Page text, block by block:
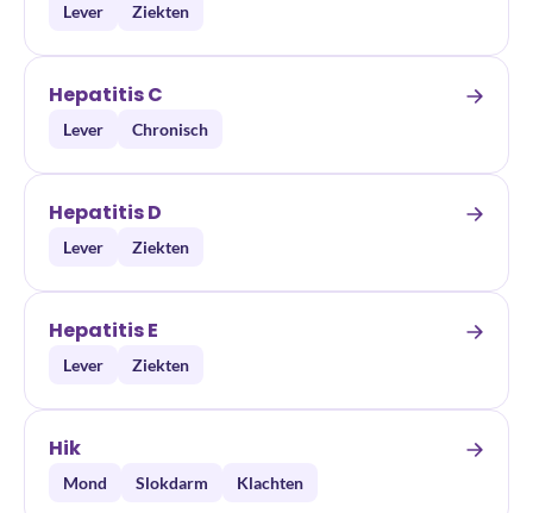
Lever Ziekten
Hepatitis C
Lever Chronisch
Hepatitis D
Lever Ziekten
Hepatitis E
Lever Ziekten
Hik
Mond Slokdarm Klachten